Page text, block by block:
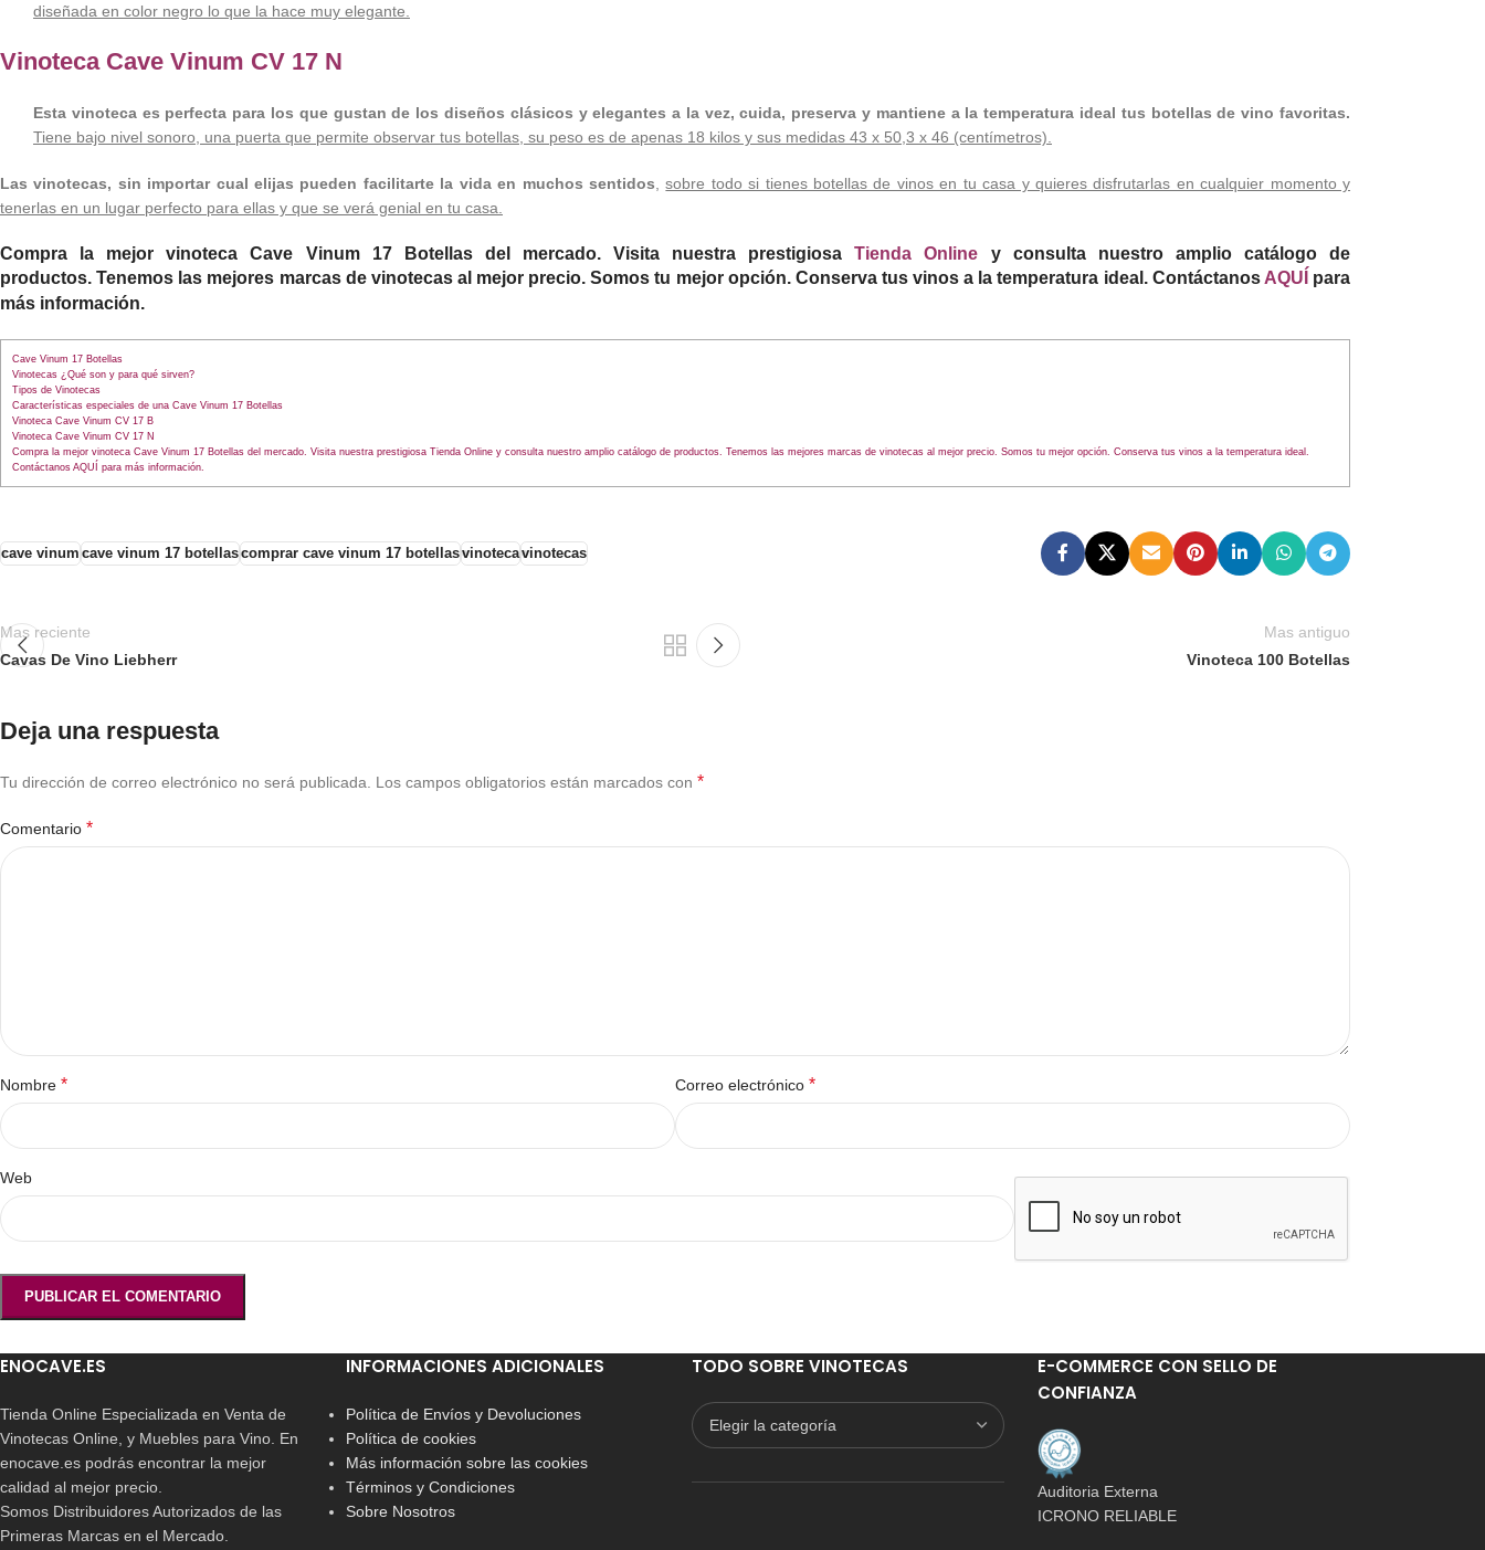
diseñada en color negro lo que la hace muy elegante.
Vinoteca Cave Vinum CV 17 N
Esta vinoteca es perfecta para los que gustan de los diseños clásicos y elegantes a la vez, cuida, preserva y mantiene a la temperatura ideal tus botellas de vino favoritas.
Tiene bajo nivel sonoro, una puerta que permite observar tus botellas, su peso es de apenas 18 kilos y sus medidas 43 x 50,3 x 46 (centímetros).
Las vinotecas, sin importar cual elijas pueden facilitarte la vida en muchos sentidos ,sobre todo si tienes botellas de vinos en tu casa y quieres disfrutarlas en cualquier momento y
tenerlas en un lugar perfecto para ellas y que se verá genial en tu casa.
Compra la mejor vinotecaCave Vinum 17 Botellas del mercado. Visita nuestra prestigiosa Tienda Online
y consulta nuestro amplio catálogo de
productos.Tenemos las mejores marcas de vinotecas al mejor precio. Somos tu mejor opción. Conserva tus vinos a la temperatura ideal. Contáctanos AQUÍ para
más información.
Cave Vinum 17 Botellas
Vinotecas ¿Qué son y para qué sirven?
Tipos de Vinotecas
Características especiales de una Cave Vinum 17 Botellas
Vinoteca Cave Vinum CV 17 B
Vinoteca Cave Vinum CV 17 N
Compra la mejor vinoteca Cave Vinum 17 Botellas del mercado. Visita nuestra prestigiosa Tienda Online y consulta nuestro amplio catálogo de productos. Tenemos las mejores marcas de vinotecas al mejor precio. Somos tu mejor opción. Conserva tus vinos a la temperatura ideal.
Contáctanos AQUÍ para más información.
cave vinum cave vinum 17 botellascomprar cave vinum 17 botellasvinotecavinotecas
Mas reciente
Cavas De Vino Liebherr
Mas antiguo
Vinoteca 100 Botellas
Deja una respuesta
Tu dirección de correo electrónico no será publicada. Los campos obligatorios están marcados con *
Comentario *
Nombre * Correo electrónico *
Web
ENOCAVE.ES
Tienda Online Especializada en Venta de
Vinotecas Online, y Muebles para Vino. En
enocave.es podrás encontrar la mejor
calidad al mejor precio.
Somos Distribuidores Autorizados de las
Primeras Marcas en el Mercado.
INFORMACIONES ADICIONALES
Política de Envíos y Devoluciones
Política de cookies
Más información sobre las cookies
Términos y Condiciones
Sobre Nosotros
TODO SOBRE VINOTECAS
E-COMMERCE CON SELLO DE
CONFIANZA
Auditoria Externa
ICRONO RELIABLE